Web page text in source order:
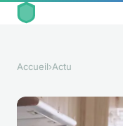
Accueil›Actu